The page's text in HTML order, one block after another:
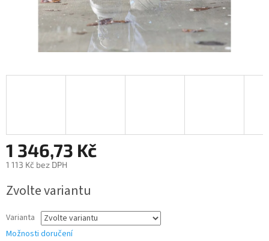
1 346,73 Kč
1 113 Kč bez DPH
cena:
Zvolte variantu
Varianta
Možnosti doručení